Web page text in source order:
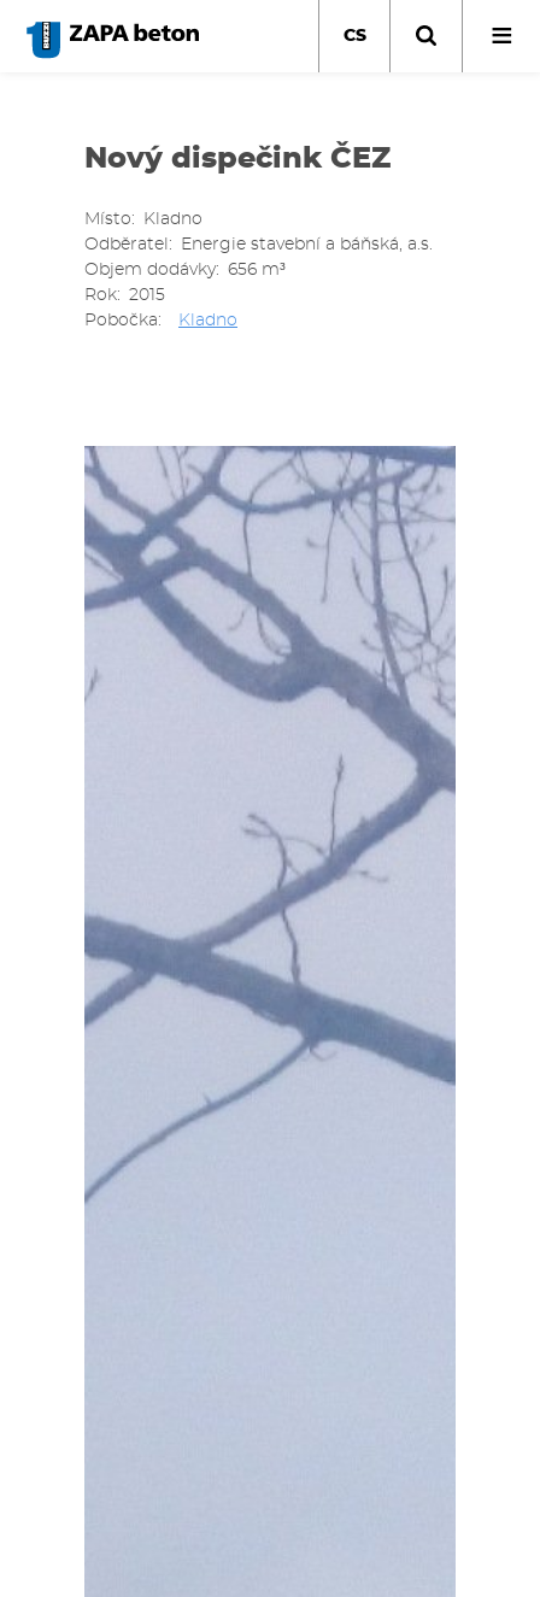
hlavnímu
CS
Nový dispečink ČEZ
Místo
Kladno
Odběratel
Energie stavební a báňská, a.s.
Objem dodávky
656 m³
Rok
2015
Pobočka
Kladno